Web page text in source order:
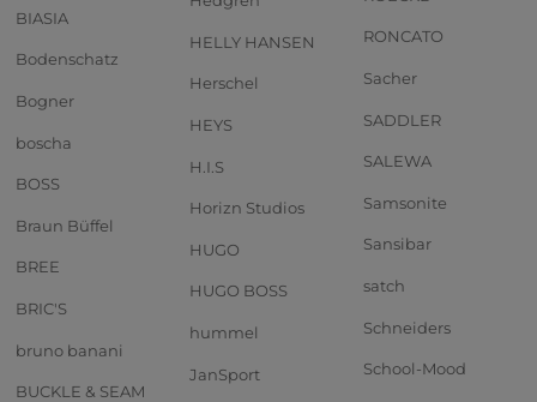
BIASIA
Bodenschatz
Bogner
boscha
BOSS
Braun Büffel
BREE
BRIC'S
bruno banani
BUCKLE & SEAM
HELLY HANSEN
Herschel
HEYS
H.I.S
Horizn Studios
HUGO
HUGO BOSS
hummel
JanSport
RONCATO
Sacher
SADDLER
SALEWA
Samsonite
Sansibar
satch
Schneiders
School-Mood